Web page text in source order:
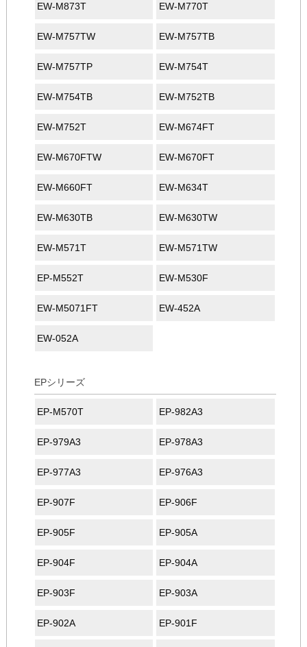
EW-M873T EW-M770T
EW-M757TW EW-M757TB
EW-M757TP EW-M754T
EW-M754TB EW-M752TB
EW-M752T EW-M674FT
EW-M670FTW EW-M670FT
EW-M660FT EW-M634T
EW-M630TB EW-M630TW
EW-M571T EW-M571TW
EP-M552T EW-M530F
EW-M5071FT EW-452A
EW-052A
EPシリーズ
EP-M570T EP-982A3
EP-979A3 EP-978A3
EP-977A3 EP-976A3
EP-907F EP-906F
EP-905F EP-905A
EP-904F EP-904A
EP-903F EP-903A
EP-902A EP-901F